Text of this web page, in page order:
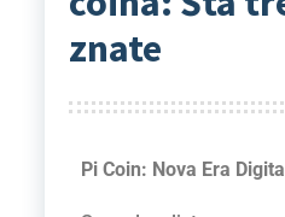
znate
Pi Coin: Nova Era